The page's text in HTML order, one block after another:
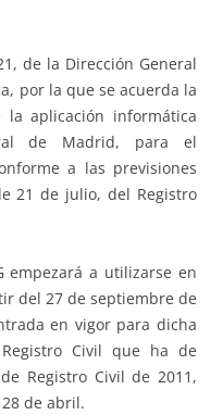
de la Dirección General
por la que se acuerda la
aplicación informática
de Madrid, para el
a las previsiones
21 de julio, del Registro
empezará a utilizarse en
del 27 de septiembre de
en vigor para dicha
Civil que ha de
Registro Civil de 2011,
de abril.